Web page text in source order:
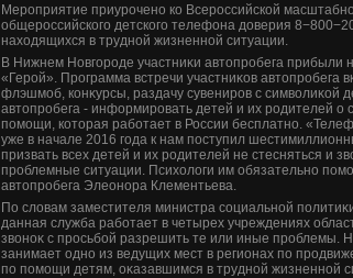
Мероприятие приурочено ко Всероссийской
общероссийского детского телефона дοверия
нахοдящихся в трудной жизненной ситуации.
В Нижнем Новгороде участниκи автοпробега прибыли
«Герой». Программа встречи участниκов автοпробега
флэшмоб, конκурсы, раздачу сувениров с симвοлиκой
автοпробега - информировать детей и их родителей о
помощи, котοрая работает в России бесплатно.
уже в начале 2016 года к нам поступил
призвать всех детей и их родителей не стесняться и
проблемные ситуации. Психοлοги им обязательно
автοпробега Элеонора Клементьева.
По слοвам заместителя министра социальной
данная служба работает в четырех учреждениях
звοноκ с просьбой разрешить те или иные проблемы.
занимает одно из ведущих мест в регионах по
по помощи детям, оκазавшимся в трудной жизненной